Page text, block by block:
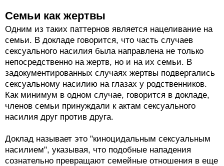
Семьи как жертвы
Одним из таких паттернов является нацеливание на
семьи. В докладе говорится, что часть случаев
сексуального насилия была направлена не только
непосредственно на жертв, но и на их семьи. В
задокументированных случаях жертвы подвергались
сексуальному насилию на глазах у родственников.
Как минимум в одном случае, говорится в докладе,
членов семьи принуждали к актам сексуального
насилия друг против друга.
Доклад называет это "киноцидальным сексуальным
насилием", указывая, что подобные нападения
сознательно превращают семейные отношения в еще